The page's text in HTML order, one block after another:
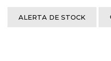
ALERTA DE STOCK